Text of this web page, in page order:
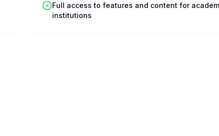
Full access to features and content for
institutions